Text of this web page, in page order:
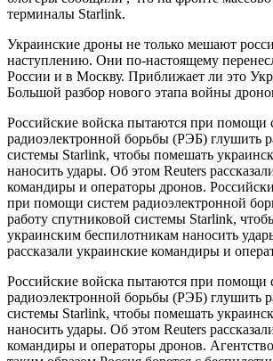
терминалы Starlink.
Украинские дроны не только мешают
наступлению. Они по-настоящему
России и в Москву. Приближает ли это
Большой разбор нового этапа войны
Российские войска пытаются при помощи
радиоэлектронной борьбы (РЭБ) глушить
системы Starlink, чтобы помешать
наносить удары. Об этом Reuters
командиры и операторы дронов.
при помощи систем радиоэлектронной
работу спутниковой системы Starlink,
украинским беспилотникам наносить
рассказали украинские командиры и
Российские войска пытаются при помощи
радиоэлектронной борьбы (РЭБ) глушить
системы Starlink, чтобы помешать
наносить удары. Об этом Reuters
командиры и операторы дронов.